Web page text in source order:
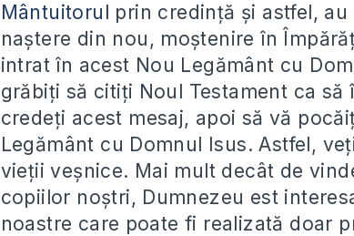
Mântuitorul prin credință și astfel,
naștere din nou, moștenire în
intrat în acest Nou Legământ cu
grăbiți să citiți Noul Testament ca să
credeți acest mesaj, apoi să vă
Legământ cu Domnul Isus. Astfel,
vieții veșnice. Mai mult decât de
copiilor noștri, Dumnezeu est
noastre care poate fi realizată doar